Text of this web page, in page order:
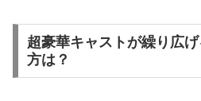
超豪華キャストが繰り広
方は？